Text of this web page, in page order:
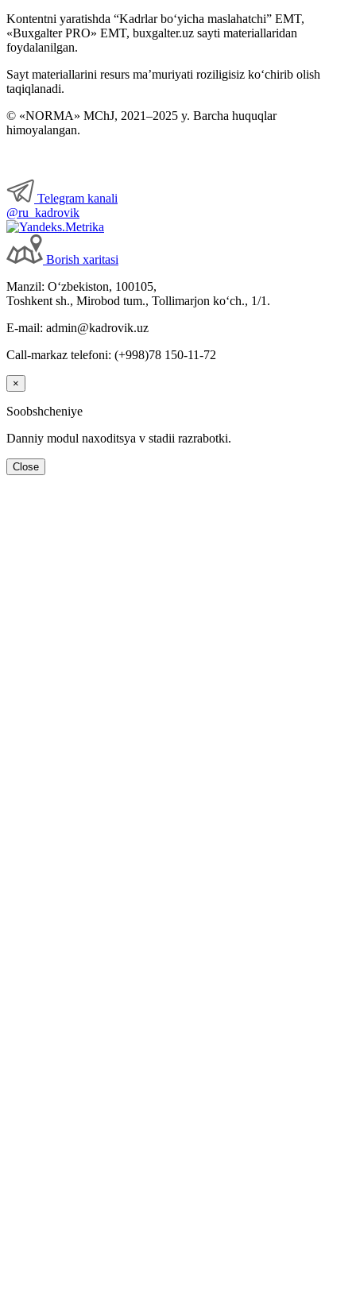
Kontentni yaratishda “Kadrlar boʻyicha maslahatchi” EMT,
«Buxgalter PRO» EMT, buxgalter.uz sayti materiallaridan
foydalanilgan.
Sayt materiallarini resurs ma’muriyati roziligisiz koʻchirib olish
taqiqlanadi.
© «NORMA» MChJ, 2021–2025 y. Barcha huquqlar
himoyalangan.
Telegram kanali
@ru_kadrovik
Borish хaritasi
Manzil: Oʻzbekiston, 100105,
Toshkent sh., Mirobod tum., Tollimarjon koʻch., 1/1.
E-mail: admin@kadrovik.uz
Call-markaz telefoni: (+998)78 150-11-72
×
Soobshcheniye
Danniy modul naхoditsya v stadii razrabotki.
Close